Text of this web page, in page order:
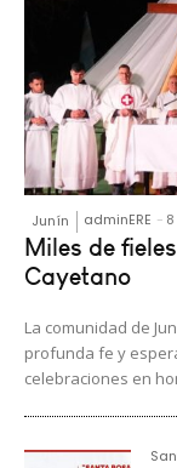
Junín adminERE -
Miles de
Cayetano
La comunidad de
profunda fe y
celebraciones en